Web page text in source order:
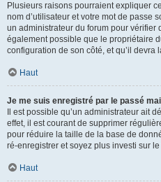
Plusieurs raisons pourraient expliquer
nom d’utilisateur et votre mot de passe
un administrateur du forum pour vérifier
également possible que le propriétaire
configuration de son côté, et qu’il devra
Haut
Je me suis enregistré par le passé
Il est possible qu’un administrateur ait
effet, il est courant de supprimer
pour réduire la taille de la base de
ré-enregistrer et soyez plus investi sur le
Haut